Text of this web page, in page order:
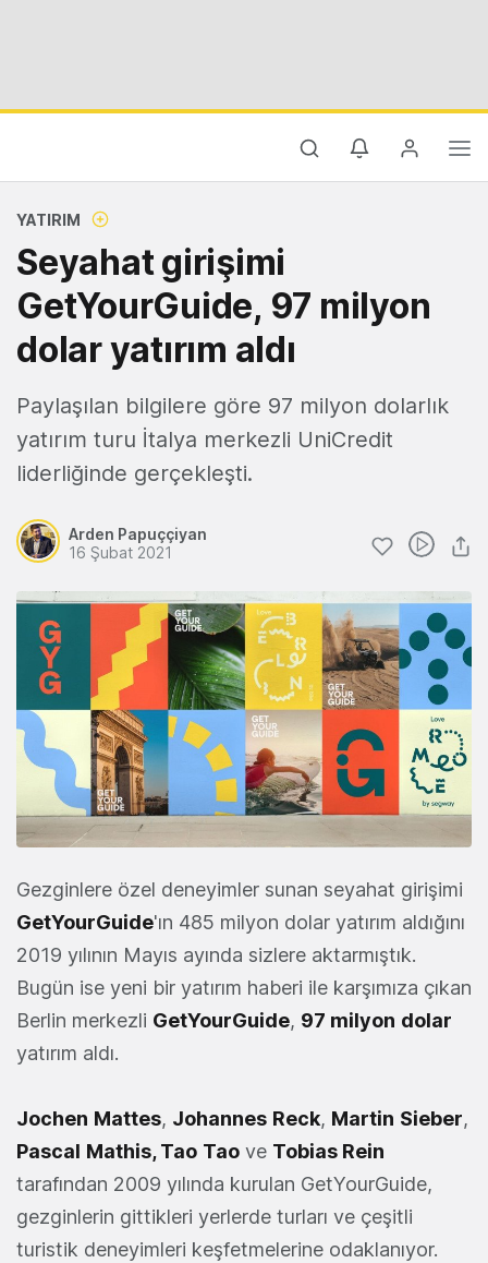
YATIRIM
Seyahat girişimi
GetYourGuide, 97 milyon
dolar yatırım aldı
Paylaşılan bilgilere göre 97 milyon dolarlık
yatırım turu İtalya merkezli UniCredit
liderliğinde gerçekleşti.
Arden Papuççiyan
16 Şubat 2021
Gezginlere özel deneyimler sunan seyahat girişimi
GetYourGuide'ın 485 milyon dolar yatırım aldığını
2019 yılının Mayıs ayında sizlere aktarmıştık.
Bugün ise yeni bir yatırım haberi ile karşımıza çıkan
Berlin merkezli GetYourGuide, 97 milyon dolar
yatırım aldı.
Jochen Mattes, Johannes Reck, Martin Sieber,
Pascal Mathis, Tao Tao ve Tobias Rein
tarafından 2009 yılında kurulan GetYourGuide,
gezginlerin gittikleri yerlerde turları ve çeşitli
turistik deneyimleri keşfetmelerine odaklanıyor.